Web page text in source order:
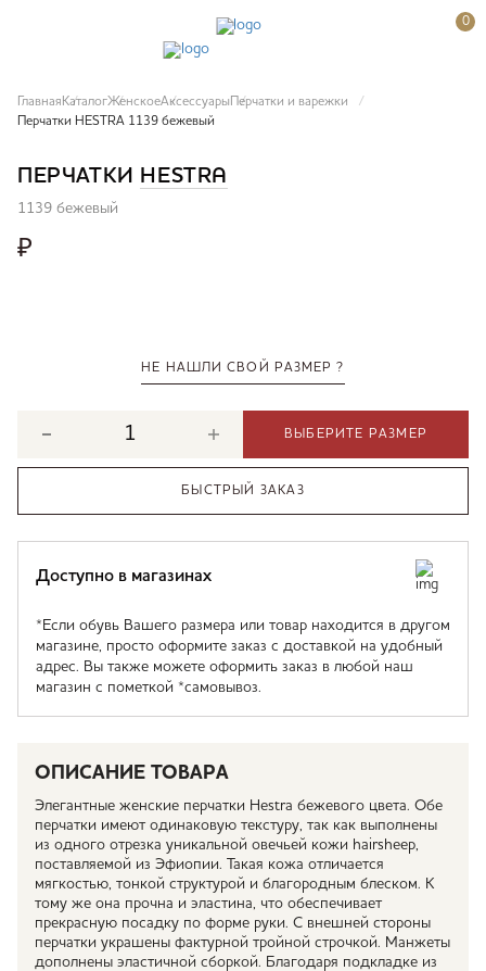
0
Главная КаталогЖенскоеАксессуары Перчатки и варежки
Перчатки HESTRA 1139 бежевый
ПЕРЧАТКИ HESTRA
1139 бежевый
₽
НЕ НАШЛИ СВОЙ РАЗМЕР ?
ВЫБЕРИТЕ РАЗМЕР
БЫСТРЫЙ ЗАКАЗ
Доступно в магазинах
*Если обувь Вашего размера или товар находится в другом
магазине, просто оформите заказ с доставкой на удобный
адрес. Вы также можете оформить заказ в любой наш
магазин с пометкой *самовывоз.
ОПИСАНИЕ ТОВАРА
Элегантные женские перчатки Hestra бежевого цвета. Обе
перчатки имеют одинаковую текстуру, так как выполнены
из одного отрезка уникальной овечьей кожи hairsheep,
поставляемой из Эфиопии. Такая кожа отличается
мягкостью, тонкой структурой и благородным блеском. К
тому же она прочна и эластина, что обеспечивает
прекрасную посадку по форме руки. С внешней стороны
перчатки украшены фактурной тройной строчкой. Манжеты
дополнены эластичной сборкой. Благодаря подкладке из